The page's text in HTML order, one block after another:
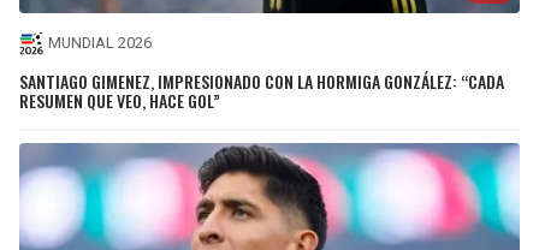
MUNDIAL 2026
SANTIAGO GIMENEZ, IMPRESIONADO CON LA HORMIGA GONZÁLEZ: “CADA
RESUMEN QUE VEO, HACE GOL”